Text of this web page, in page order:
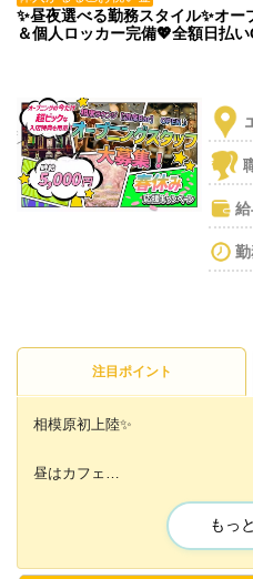
✨昼夜選べる勤務スタイル✨オ
＆個人ロッカー完備💖全額日払
注目ポイント
相模原初上陸✨
昼はカフェ
オープニングスタッフ大募集！
もっ